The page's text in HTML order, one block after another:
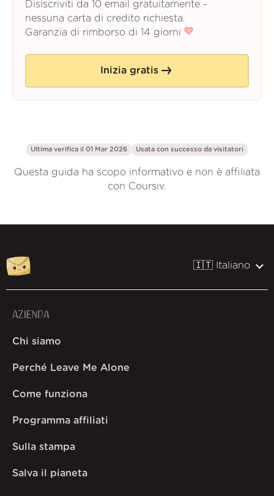
Disiscriviti da 10 email gratuitamente -
nessuna carta di credito richiesta.
Garanzia di rimborso di 14 giorni
Inizia gratis
Ultima verifica il 01 Mar 2026 Usata con successo da visitatori
Questa guida ha scopo informativo e non è affiliata
con Coursiv.
🇮🇹 Italiano
AZIENDA
Chi siamo
Perché Leave Me Alone
Come funziona
Programma affiliati
Sulla stampa
Salva il pianeta